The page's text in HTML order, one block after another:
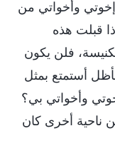
إخوتي وأخواتي من
قبلت هذه
فلن يكون
أستمتع بمثل
وأخواتي بي؟
ناحية أخرى كان